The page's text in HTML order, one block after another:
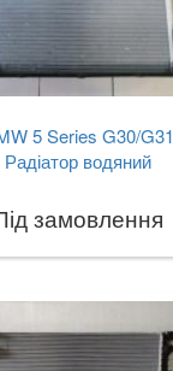
5 Series G30/G31
Радіатор водяний
замовлення